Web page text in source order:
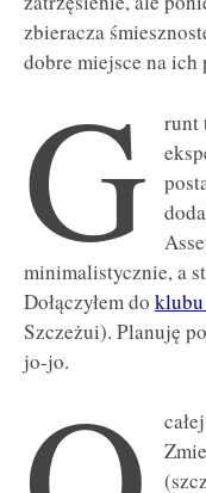
zbieracza
dobre miejsce na ich
G
runt
minimalistycznie, a
Dołączyłem do
Szczeżui). Planuję
jo-jo.